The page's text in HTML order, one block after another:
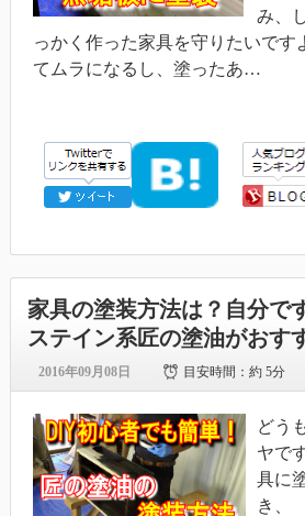
み、
っかく作った家具を守りたいです
てムラになるし、塗ったあ…
家具の塗装方法は？自分で
ステイン系匠の塗油がおす
2016年09月08日 目安時間：約 5分
どう
ヤで
具に
き、